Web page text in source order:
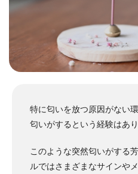
特に匂いを放つ原因がない
匂いがするという経験はあり
このような突然匂いがする
ルではさまざまなサインや